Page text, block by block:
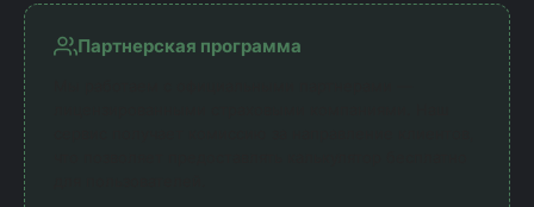
Партнерская программа